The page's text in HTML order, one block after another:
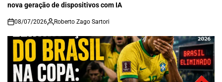
nova geração de dispositivos com IA
on
08/07/2026 Roberto Zago Sartori